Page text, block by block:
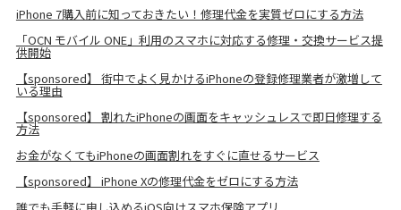
iPhone 7購入前に知っておきたい！修理代金を実質ゼロにする方法
「OCN モバイル ONE」利用のスマホに対応する修理・交換サービス提
供開始
【sponsored】 街中でよく見かけるiPhoneの登録修理業者が激増して
いる理由
【sponsored】 割れたiPhoneの画面をキャッシュレスで即日修理する
方法
お金がなくてもiPhoneの画面割れをすぐに直せるサービス
【sponsored】 iPhone Xの修理代金をゼロにする方法